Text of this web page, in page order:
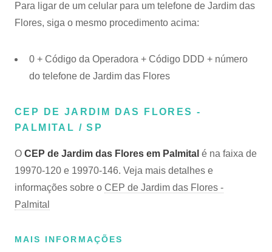
Para ligar de um celular para um telefone de Jardim das
Flores, siga o mesmo procedimento acima:
0 + Código da Operadora + Código DDD + número
do telefone de Jardim das Flores
CEP DE JARDIM DAS FLORES -
PALMITAL / SP
O CEP de Jardim das Flores em Palmital é na faixa de
19970-120 e 19970-146. Veja mais detalhes e
informações sobre o CEP de Jardim das Flores -
Palmital
MAIS INFORMAÇÕES